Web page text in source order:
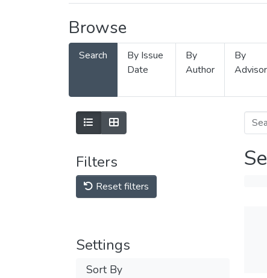
Browse
Search
By Issue
Date
By
Author
By
Advisor
Filters
Reset filters
Settings
Sort By